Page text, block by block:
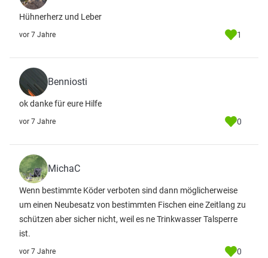
Hühnerherz und Leber
vor 7 Jahre 1
Benniosti
ok danke für eure Hilfe
vor 7 Jahre 0
MichaC
Wenn bestimmte Köder verboten sind dann möglicherweise
um einen Neubesatz von bestimmten Fischen eine Zeitlang zu
schützen aber sicher nicht, weil es ne Trinkwasser Talsperre
ist.
vor 7 Jahre 0